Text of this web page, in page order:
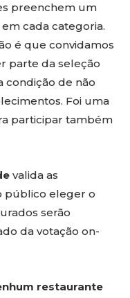
preenchem um
cada categoria.
é que convidamos
parte da seleção
condição de não
Foi uma
participar também
valida as
público eleger o
serão
da votação on-
restaurante